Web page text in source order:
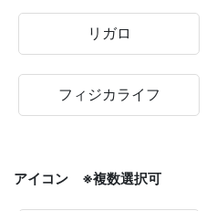
リガロ
フィジカライフ
アイコン ※複数選択可